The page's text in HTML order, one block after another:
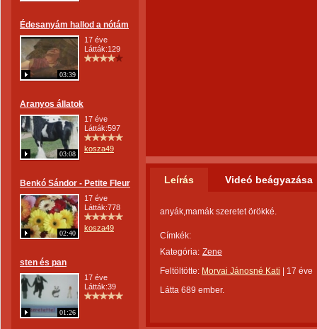
Édesanyám hallod a nótám
03:39
17 éve
Látták:129
Aranyos állatok
03:08
17 éve
Látták:597
kosza49
Benkó Sándor - Petite Fleur
02:40
17 éve
Látták:778
kosza49
sten és pan
01:26
17 éve
Látták:39
Leírás Videó beágyazása
anyák,mamák szeretet örökké.
Címkék:
Kategória: Zene
Feltöltötte: Morvai Jánosné Kati
17 éve
Látta 689 ember.